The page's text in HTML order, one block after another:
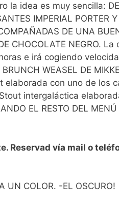
la idea es muy sencilla:
IMPERIAL PORTER
DE UNA
CHOCOLATE NEGRO.
e irá cogiendo
BRUNCH WEASEL DE
elaborada con uno de los
intergaláctica
EL RESTO DEL MENÚ
Reservad vía mail o
UN COLOR. -EL OSCURO!